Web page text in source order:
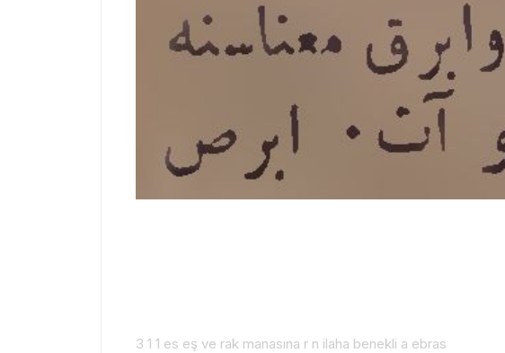
3 1 1 es eş ve rak manasına r n ilaha benekli a ebras